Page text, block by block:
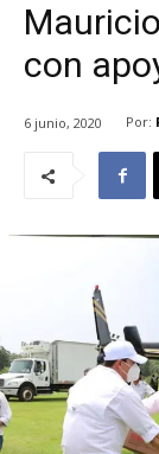
con
6 junio, 2020 Por: